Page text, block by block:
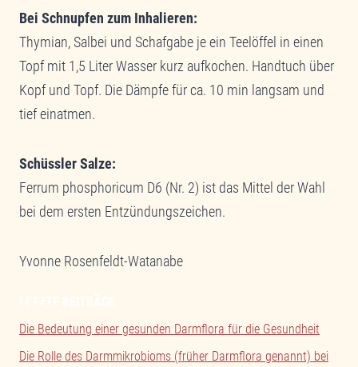
Bei Schnupfen zum Inhalieren:
Thymian, Salbei und Schafgabe je ein Teelöffel in einen
Topf mit 1,5 Liter Wasser kurz aufkochen. Handtuch über
Kopf und Topf. Die Dämpfe für ca. 10 min langsam und
tief einatmen.
Schüssler Salze:
Ferrum phosphoricum D6 (Nr. 2) ist das Mittel der Wahl
bei dem ersten Entzündungszeichen.
Yvonne Rosenfeldt-Watanabe
Die Bedeutung einer gesunden Darmflora für die Gesundheit
Die Rolle des Darmmikrobioms (früher Darmflora genannt) bei